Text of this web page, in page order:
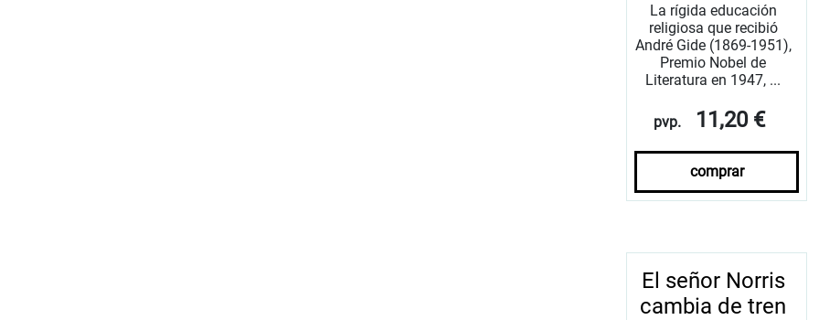
La rígida educación
religiosa que recibió
André Gide (1869-1951),
Premio Nobel de
Literatura en 1947, ...
pvp. 11,20 €
comprar
El señor Norris
cambia de tren